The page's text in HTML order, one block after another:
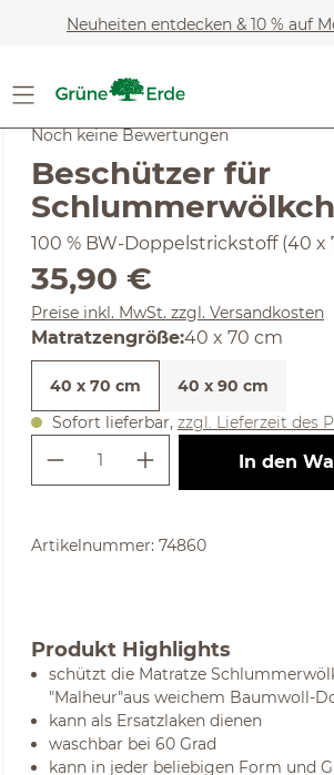
Zum Hauptinhalt springen
Neuheiten entdecken & 10 % auf
Kinder
Baby-Erstausstattung
Noch keine Bewertungen
Beschützer für
100 % BW-Doppelstrickstoff (40 x
Regulärer Preis:
35,90 €
Preise inkl. MwSt. zzgl. Versandkosten
Matratzengrößeauswählen
:40 x 70 cm
40 x 70 cm
40 x 90 cm
Sofort lieferbar, zzgl. Lieferzeit des
Produkt Anzahl: Gib
In den
Artikelnummer: 74860
Produkt Highlights
schützt die Matratze
"Malheur"aus weichem Baumwoll-
kann als Ersatzlaken dienen
waschbar bei 60 Grad
kann in jeder beliebigen Form und